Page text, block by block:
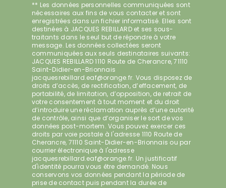
** Les données personnelles communiquées sont
nécessaires aux fins de vous contacter et sont
enregistrées dans un fichier informatisé. Elles sont
destinées à JACQUES REBILLARD et ses sous-
traitants dans le seul but de répondre à votre
message. Les données collectées seront
communiquées aux seuls destinataires suivants:
JACQUES REBILLARD 1110 Route de Cherancre, 71110
Saint-Didier-en-Brionnais
jacquesrebillard.eaf@orange.fr. Vous disposez de
droits d’accès, de rectification, d’effacement, de
portabilité, de limitation, d’opposition, de retrait de
votre consentement à tout moment et du droit
d’introduire une réclamation auprès d’une autorité
de contrôle, ainsi que d’organiser le sort de vos
données post-mortem. Vous pouvez exercer ces
droits par voie postale à l'adresse 1110 Route de
Cherancre, 71110 Saint-Didier-en-Brionnais ou par
courrier électronique à l'adresse
jacquesrebillard.eaf@orange.fr. Un justificatif
d'identité pourra vous être demandé. Nous
conservons vos données pendant la période de
prise de contact puis pendant la durée de